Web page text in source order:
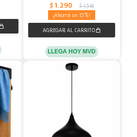
$ 1.290 $ 1.518
15
LLEGA HOY MVD